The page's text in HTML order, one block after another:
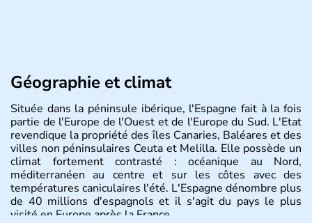
Géographie et climat
Située dans la péninsule ibérique, l'Espagne fait à la fois
partie de l'Europe de l'Ouest et de l'Europe du Sud. L'Etat
revendique la propriété des îles Canaries, Baléares et des
villes non péninsulaires Ceuta et Melilla. Elle possède un
climat fortement contrasté : océanique au Nord,
méditerranéen au centre et sur les côtes avec des
températures caniculaires l'été. L'Espagne dénombre plus
de 40 millions d'espagnols et il s'agit du pays le plus
visité en Europe après la France.